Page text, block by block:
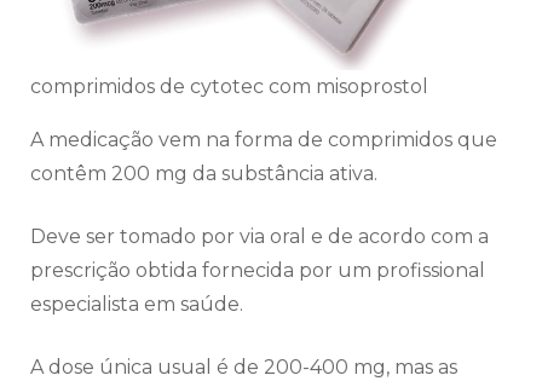
comprimidos de cytotec com misoprostol
A medicação vem na forma de comprimidos que
contêm 200 mg da substância ativa.
Deve ser tomado por via oral e de acordo com a
prescrição obtida fornecida por um profissional
especialista em saúde.
A dose única usual é de 200-400 mg, mas as